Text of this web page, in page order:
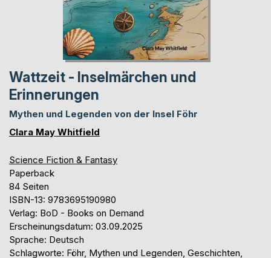
Wattzeit - Inselmärchen und
Erinnerungen
Mythen und Legenden von der Insel Föhr
Clara May Whitfield
Science Fiction & Fantasy
Paperback
84 Seiten
ISBN-13: 9783695190980
Verlag: BoD - Books on Demand
Erscheinungsdatum: 03.09.2025
Sprache: Deutsch
Schlagworte: Föhr, Mythen und Legenden, Geschichten,